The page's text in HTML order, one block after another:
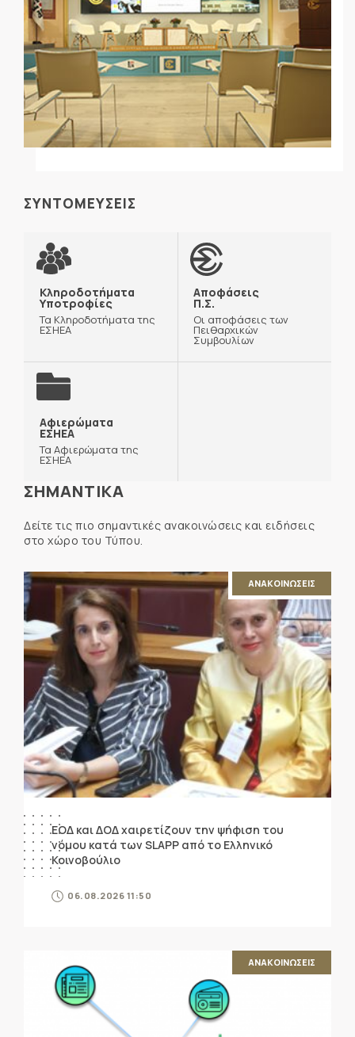
ΣΥΝΤΟΜΕΥΣΕΙΣ
Κληροδοτήματα
Υποτροφίες
Τα Κληροδοτήματα της
ΕΣΗΕΑ
Αποφάσεις
Π.Σ.
Οι αποφάσεις των
Πειθαρχικών
Συμβουλίων
Αφιερώματα
ΕΣΗΕΑ
Τα Αφιερώματα της
ΕΣΗΕΑ
ΣΗΜΑΝΤΙΚΑ
Δείτε τις πιο σημαντικές ανακοινώσεις και ειδήσεις
στο χώρο του Τύπου.
ΑΝΑΚΟΙΝΩΣΕΙΣ
ΕΟΔ και ΔΟΔ χαιρετίζουν την ψήφιση του
νόμου κατά των SLAPP από το Ελληνικό
Κοινοβούλιο
06.08.2026 11:50
ΑΝΑΚΟΙΝΩΣΕΙΣ